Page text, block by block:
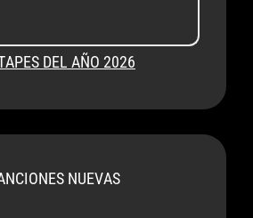
DEL AÑO 2026
NUEVAS